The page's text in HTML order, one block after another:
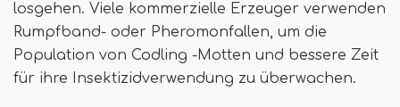
losgehen. Viele kommerzielle Erzeuger verwenden
Rumpfband- oder Pheromonfallen, um die
Population von Codling -Motten und bessere Zeit
für ihre Insektizidverwendung zu überwachen.